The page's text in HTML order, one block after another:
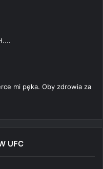
mi pęka. Oby zdrowia za
UFC